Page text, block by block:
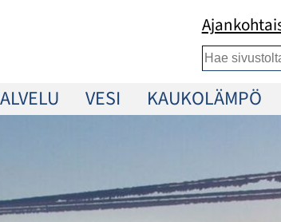
Etsi
VESI KAUKOLÄMPÖ